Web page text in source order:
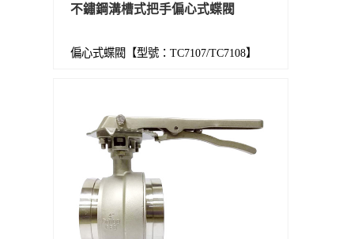
不鏽鋼溝槽式把手偏心式蝶閥
偏心式蝶閥【型號：TC7107/TC7108】